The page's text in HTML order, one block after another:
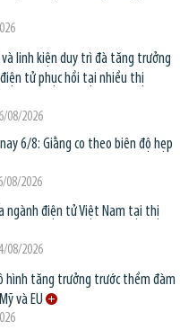
linh kiện duy trì đà tăng trưởng
tử phục hồi tại nhiều thị
08/2026
6/8: Giằng co theo biên độ hẹp
08/2026
ngành điện tử Việt Nam tại thị
08/2026
hình tăng trưởng trước thềm đàm
và EU